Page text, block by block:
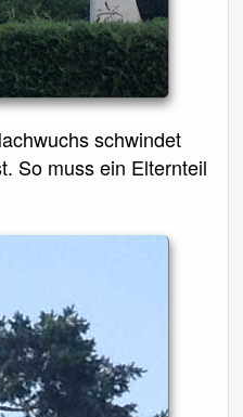
schwindet
So muss ein Elternteil